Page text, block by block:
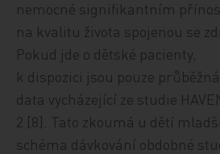
nemocné signifikantním
na kvalitu života spojenou se
Pokud jde o dětské pacienty,
k dispozici jsou pouze průběžná
data vycházející ze studie
2 [8]. Tato zkoumá u dětí
schéma dávkování obdobné